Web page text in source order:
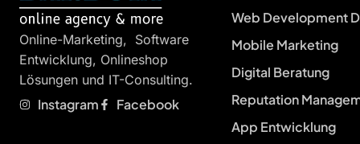
Online-Marketing, Software
Entwicklung, Onlineshop
Lösungen und IT-Consulting.
Instagram Facebook
Web Development
Mobile Marketing
Digital Beratung
Reputation
App Entwicklung